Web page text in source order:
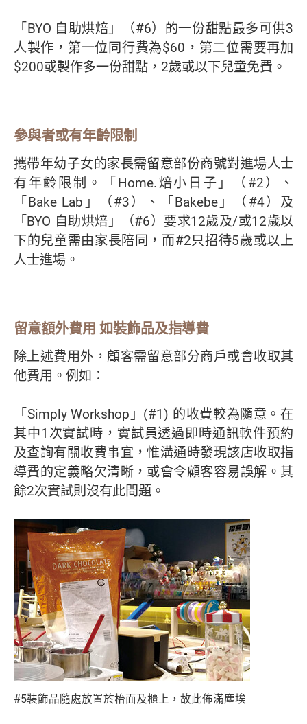
「BYO 自助烘焙」（#6）的一份甜點最多可供3
人製作，第一位同行費為$60，第二位需要再加
$200或製作多一份甜點，2歲或以下兒童免費。
參與者或有年齡限制
攜帶年幼子女的家長需留意部份商號對進場人士
有年齡限制。「Home.焙小日子」（#2）、
「Bake Lab」（#3）、「Bakebe」（#4）及
「BYO 自助烘焙」（#6）要求12歲及/或12歲以
下的兒童需由家長陪同，而#2只招待5歲或以上
人士進場。
留意額外費用 如裝飾品及指導費
除上述費用外，顧客需留意部分商戶或會收取其
他費用。例如：
「Simply Workshop」(#1) 的收費較為隨意。在
其中1次實試時，實試員透過即時通訊軟件預約
及查詢有關收費事宜，惟溝通時發現該店收取指
導費的定義略欠清晰，或會令顧客容易誤解。其
餘2次實試則沒有此問題。
#5裝飾品隨處放置於枱面及櫃上，故此佈滿塵埃